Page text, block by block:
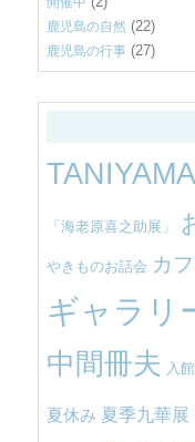
鹿児島の自然 (22)
鹿児島の行事 (27)
「海老原喜之助展」
やきものお話会 カ
ギャラリ
中間冊夫 入
夏休み 夏季九華展